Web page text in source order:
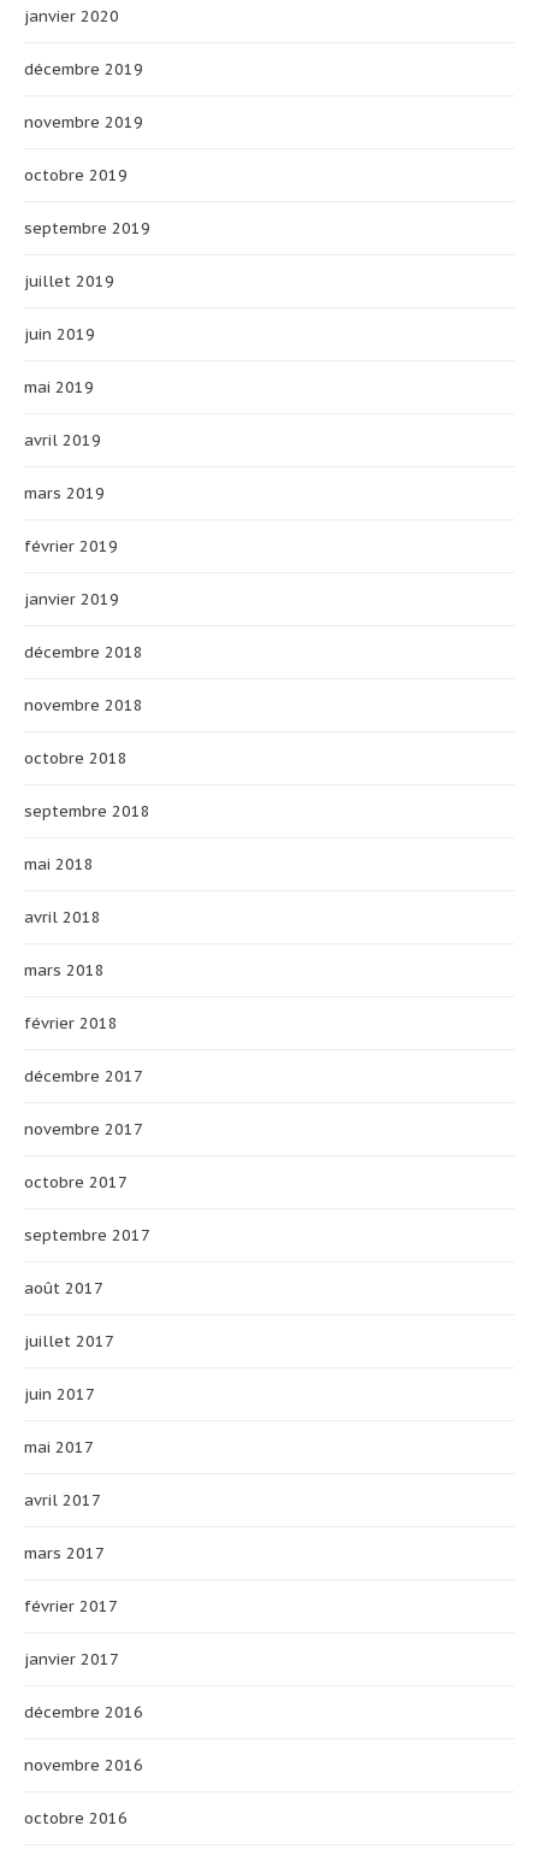
janvier 2020
décembre 2019
novembre 2019
octobre 2019
septembre 2019
juillet 2019
juin 2019
mai 2019
avril 2019
mars 2019
février 2019
janvier 2019
décembre 2018
novembre 2018
octobre 2018
septembre 2018
mai 2018
avril 2018
mars 2018
février 2018
décembre 2017
novembre 2017
octobre 2017
septembre 2017
août 2017
juillet 2017
juin 2017
mai 2017
avril 2017
mars 2017
février 2017
janvier 2017
décembre 2016
novembre 2016
octobre 2016